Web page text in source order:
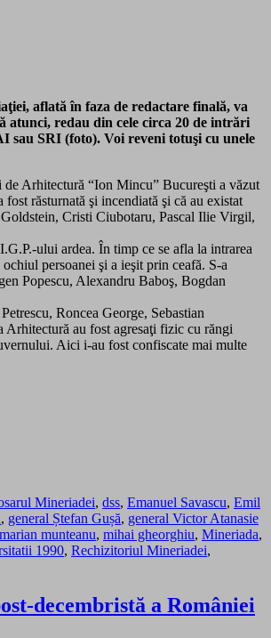
aflată în faza de redactare finală, va
atunci, redau din cele circa 20 de intrări
sau SRI (foto). Voi reveni totuşi cu unele
Arhitectură “Ion Mincu” Bucureşti a văzut
răsturnată şi incendiată şi că au existat
Cristi Ciubotaru, Pascal Ilie Virgil,
ului ardea. În timp ce se afla la intrarea
persoanei şi a ieşit prin ceafă. S-a
Popescu, Alexandru Baboş, Bogdan
Roncea George, Sebastian
au fost agresaţi fizic cu răngi
Aici i-au fost confiscate mai multe
Mineriadei, dss, Emanuel Savascu, Emil
, general Ștefan Gușă, general Victor Atanasie
marian munteanu, mihai gheorghiu, Mineriada,
1990, Rechizitoriul Mineriadei,
decembristă a României